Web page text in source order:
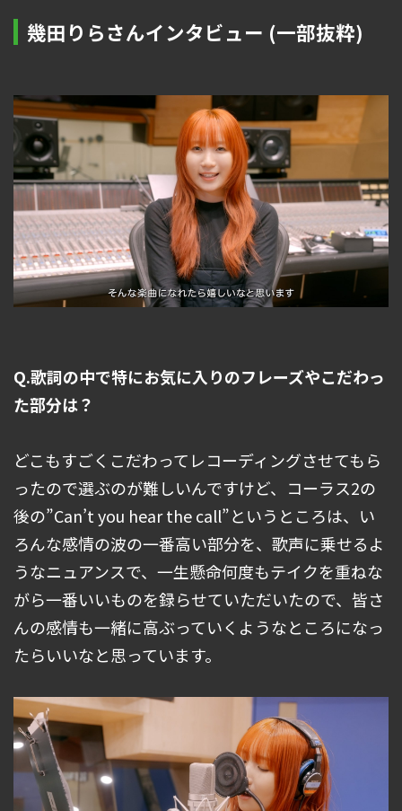
幾田りらさんインタビュー (一部抜粋)
Q.歌詞の中で特にお気に入りのフレーズやこだわっ
た部分は？
どこもすごくこだわってレコーディングさせてもら
ったので選ぶのが難しいんですけど、コーラス2の
後の”Can’t you hear the call”というところは、い
ろんな感情の波の一番高い部分を、歌声に乗せるよ
うなニュアンスで、一生懸命何度もテイクを重ねな
がら一番いいものを録らせていただいたので、皆さ
んの感情も一緒に高ぶっていくようなところになっ
たらいいなと思っています。